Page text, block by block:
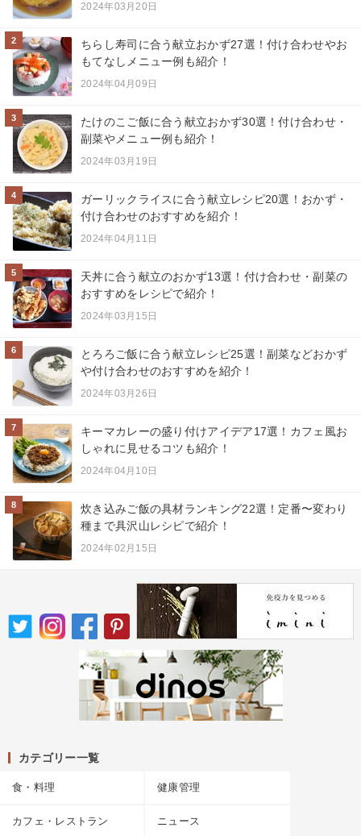
2024年03月20日
2
ちらし寿司に合う献立おかず27選！付け合わせやお
もてなしメニュー例も紹介！
2024年04月09日
3
たけのこご飯に合う献立おかず30選！付け合わせ・
副菜やメニュー例も紹介！
2024年03月19日
4
ガーリックライスに合う献立レシピ20選！おかず・
付け合わせのおすすめを紹介！
2024年04月11日
5
天丼に合う献立のおかず13選！付け合わせ・副菜の
おすすめをレシピで紹介！
2024年03月15日
6
とろろご飯に合う献立レシピ25選！副菜などおかず
や付け合わせのおすすめを紹介！
2024年03月26日
7
キーマカレーの盛り付けアイデア17選！カフェ風お
しゃれに見せるコツも紹介！
2024年04月10日
8
炊き込みご飯の具材ランキング22選！定番〜変わり
種まで具沢山レシピで紹介！
2024年02月15日
カテゴリー一覧
食・料理 健康管理
カフェ・レストラン ニュース